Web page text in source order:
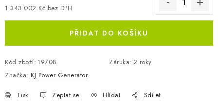
1 343 002 Kč bez DPH
PŘIDAT DO KOŠÍKU
Kód zboží: 19708 Záruka: 2 roky
Značka: KJ Power Generator
Tisk Zeptat se Hlídat Sdílet